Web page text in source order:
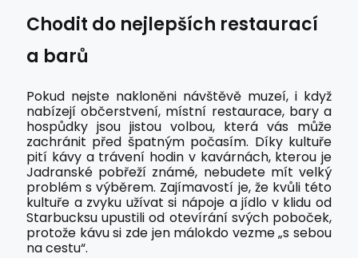
Chodit do nejlepších restaurací
a barů
Pokud nejste nakloněni návštěvě muzeí, i když
nabízejí občerstvení, místní restaurace, bary a
hospůdky jsou jistou volbou, která vás může
zachránit před špatným počasím. Díky kultuře
pití kávy a trávení hodin v kavárnách, kterou je
Jadranské pobřeží známé, nebudete mít velký
problém s výběrem. Zajímavostí je, že kvůli této
kultuře a zvyku užívat si nápoje a jídlo v klidu od
Starbucksu upustili od otevírání svých poboček,
protože kávu si zde jen málokdo vezme „s sebou
na cestu“.